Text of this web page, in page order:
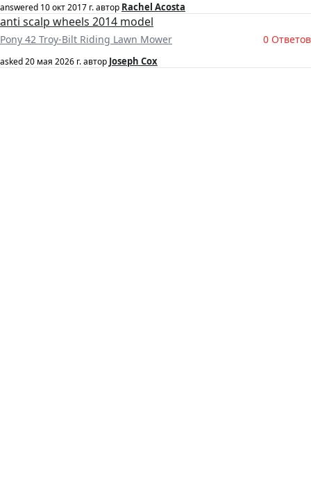
answered 10 окт 2017 г.автор Rachel Acosta
anti scalp wheels 2014 model
Pony 42 Troy-Bilt Riding Lawn Mower 0 Ответов
asked20 мая 2026 г.автор Joseph Cox